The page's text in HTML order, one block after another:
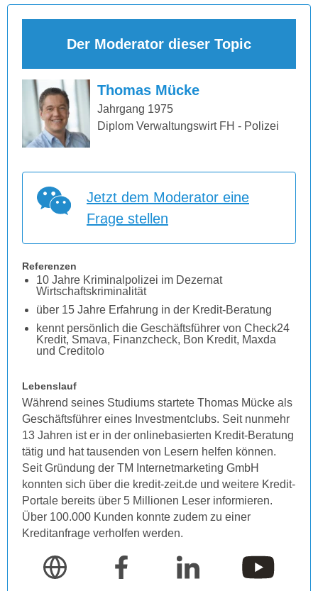
Der Moderator dieser Topic
Thomas Mücke
Jahrgang 1975
Diplom Verwaltungswirt FH - Polizei
Jetzt dem Moderator eine
Frage stellen
Referenzen
10 Jahre Kriminalpolizei im Dezernat
Wirtschaftskriminalität
über 15 Jahre Erfahrung in der Kredit-Beratung
kennt persönlich die Geschäftsführer von Check24
Kredit, Smava, Finanzcheck, Bon Kredit, Maxda
und Creditolo
Lebenslauf
Während seines Studiums startete Thomas Mücke als
Geschäftsführer eines Investmentclubs. Seit nunmehr
13 Jahren ist er in der onlinebasierten Kredit-Beratung
tätig und hat tausenden von Lesern helfen können.
Seit Gründung der TM Internetmarketing GmbH
konnten sich über die kredit-zeit.de und weitere Kredit-
Portale bereits über 5 Millionen Leser informieren.
Über 100.000 Kunden konnte zudem zu einer
Kreditanfrage verholfen werden.